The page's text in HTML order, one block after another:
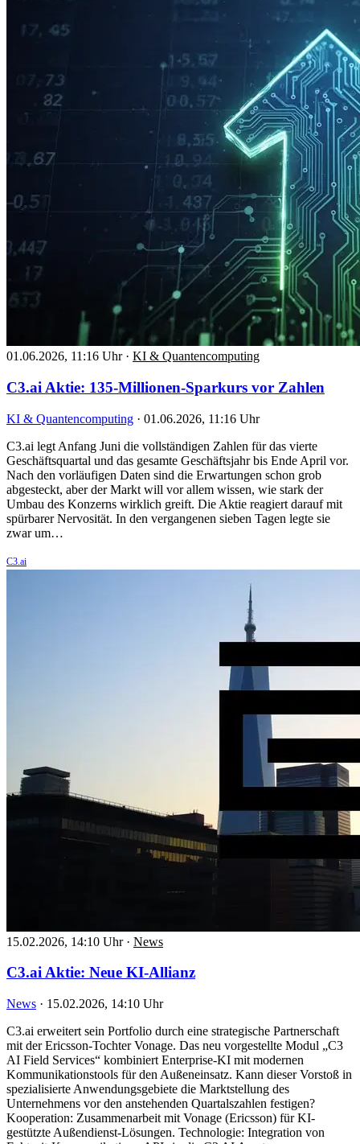
01.06.2026, 11:16 Uhr · KI & Quantencomputing
C3.ai Aktie: 135-Millionen-Sparkurs vor Zahlen
KI & Quantencomputing · 01.06.2026, 11:16 Uhr
C3.ai legt Anfang Juni die vollständigen Zahlen für das vierte
Geschäftsquartal und das gesamte Geschäftsjahr bis Ende April vor.
Nach den vorläufigen Daten sind die Erwartungen schon grob
abgesteckt, aber der Markt will vor allem wissen, wie stark der
Umbau des Konzerns wirklich greift. Die Aktie reagiert darauf mit
spürbarer Nervosität. In den vergangenen sieben Tagen legte sie
zwar um…
C3.ai
15.02.2026, 14:10 Uhr · News
C3.ai Aktie: Neue KI-Allianz
News · 15.02.2026, 14:10 Uhr
C3.ai erweitert sein Portfolio durch eine strategische Partnerschaft
mit der Ericsson-Tochter Vonage. Das neu vorgestellte Modul „C3
AI Field Services“ kombiniert Enterprise-KI mit modernen
Kommunikationstools für den Außeneinsatz. Kann dieser Vorstoß in
spezialisierte Anwendungsgebiete die Marktstellung des
Unternehmens vor den anstehenden Quartalszahlen festigen?
Kooperation: Zusammenarbeit mit Vonage (Ericsson) für KI-
gestützte Außendienst-Lösungen. Technologie: Integration von